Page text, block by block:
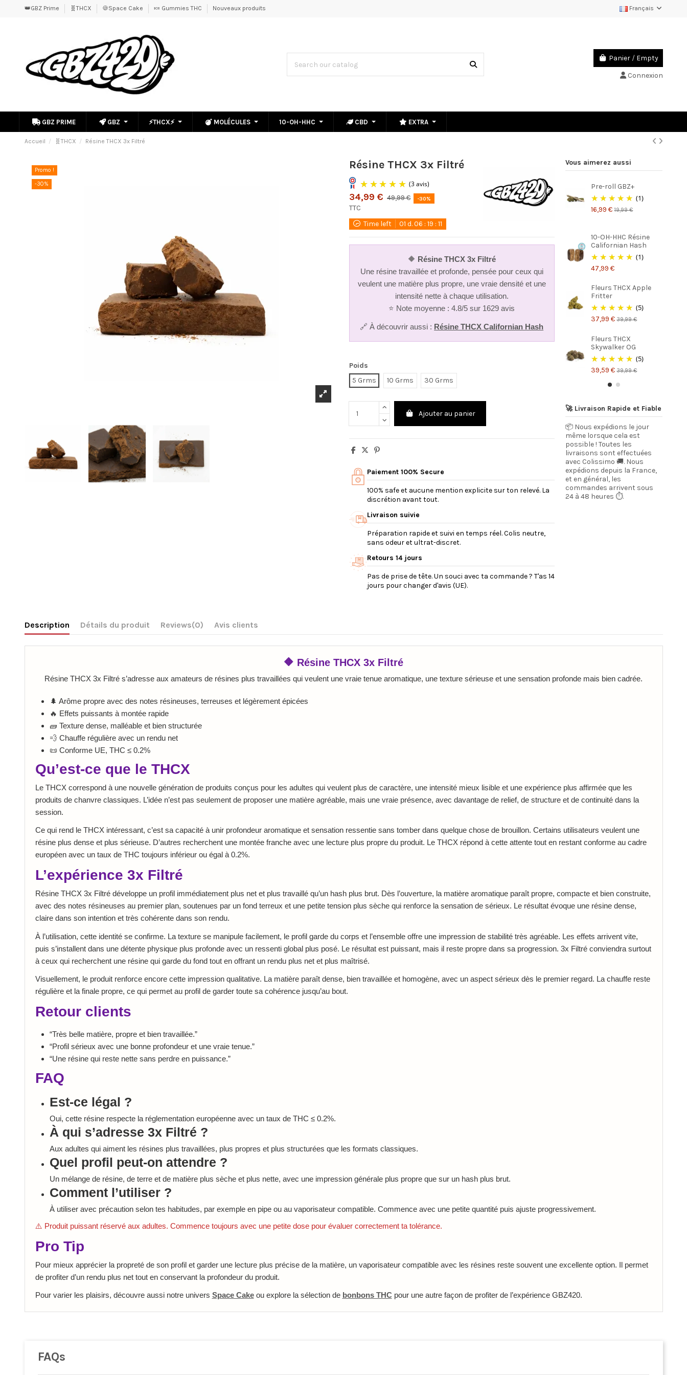
👑GBZ Prime 🧬THCX 🍪Space Cake 🍬 Gummies THC Nouveaux produits Français
Panier / Empty
Connexion
GBZ PRIME GBZ ⚡THCX⚡ MOLÉCULES 10-OH-HHC CBD EXTRA
Accueil 🧬THCX Résine THCX 3x Filtré
Promo !
-30%
Résine THCX 3x Filtré
34,99 € 49,99 € -30%
TTC
Time left
01 d.06 : 19 : 10
🔶 Résine THCX 3x Filtré
Une résine travaillée et profonde, pensée pour ceux qui
veulent une matière plus propre, une vraie densité et une
intensité nette à chaque utilisation.
⭐ Note moyenne : 4.8/5 sur 1629 avis
🔗 À découvrir aussi : Résine THCX Californian Hash
Poids
5 Grms
10 Grms 30 Grms
Ajouter au panier
Paiement 100% Secure
100% safe et aucune mention explicite sur ton relevé. La
discrétion avant tout.
Livraison suivie
Préparation rapide et suivi en temps réel. Colis neutre,
sans odeur et ultrat-discret.
Retours 14 jours
Pas de prise de tête. Un souci avec ta commande ? T'as 14
jours pour changer d'avis (UE).
Vous aimerez aussi
Pre-roll GBZ+
(1)
16,99 € 19,99 €
10-OH-HHC Résine
Californian Hash
(1)
47,99 €
Fleurs THCX Apple
Fritter
(5)
37,99 € 39,99 €
Fleurs THCX
Skywalker OG
(5)
39,59 € 39,99 €
🚀 Livraison Rapide et Fiable
📦 Nous expédions le jour
même lorsque cela est
possible ! Toutes les
livraisons sont effectuées
avec Colissimo 🚚. Nous
expédions depuis la France,
et en général, les
commandes arrivent sous
24 à 48 heures ⏱️.
Description Détails du produit Reviews(0) Avis clients
🔶 Résine THCX 3x Filtré
Résine THCX 3x Filtré s’adresse aux amateurs de résines plus travaillées qui veulent une vraie tenue aromatique, une texture sérieuse et une sensation profonde mais bien cadrée.
🌲 Arôme propre avec des notes résineuses, terreuses et légèrement épicées
🔥 Effets puissants à montée rapide
🧱 Texture dense, malléable et bien structurée
💨 Chauffe régulière avec un rendu net
📜 Conforme UE, THC ≤ 0.2%
Qu’est-ce que le THCX
Le THCX correspond à une nouvelle génération de produits conçus pour les adultes qui veulent plus de caractère, une intensité mieux lisible et une expérience plus affirmée que les
produits de chanvre classiques. L’idée n’est pas seulement de proposer une matière agréable, mais une vraie présence, avec davantage de relief, de structure et de continuité dans la
session.
Ce qui rend le THCX intéressant, c’est sa capacité à unir profondeur aromatique et sensation ressentie sans tomber dans quelque chose de brouillon. Certains utilisateurs veulent une
résine plus dense et plus sérieuse. D’autres recherchent une montée franche avec une lecture plus propre du produit. Le THCX répond à cette attente tout en restant conforme au cadre
européen avec un taux de THC toujours inférieur ou égal à 0.2%.
L’expérience 3x Filtré
Résine THCX 3x Filtré développe un profil immédiatement plus net et plus travaillé qu’un hash plus brut. Dès l’ouverture, la matière aromatique paraît propre, compacte et bien construite,
avec des notes résineuses au premier plan, soutenues par un fond terreux et une petite tension plus sèche qui renforce la sensation de sérieux. Le résultat évoque une résine dense,
claire dans son intention et très cohérente dans son rendu.
À l’utilisation, cette identité se confirme. La texture se manipule facilement, le profil garde du corps et l’ensemble offre une impression de stabilité très agréable. Les effets arrivent vite,
puis s’installent dans une détente physique plus profonde avec un ressenti global plus posé. Le résultat est puissant, mais il reste propre dans sa progression. 3x Filtré conviendra surtout
à ceux qui recherchent une résine qui garde du fond tout en offrant un rendu plus net et plus maîtrisé.
Visuellement, le produit renforce encore cette impression qualitative. La matière paraît dense, bien travaillée et homogène, avec un aspect sérieux dès le premier regard. La chauffe reste
régulière et la finale propre, ce qui permet au profil de garder toute sa cohérence jusqu’au bout.
Retour clients
“Très belle matière, propre et bien travaillée.”
“Profil sérieux avec une bonne profondeur et une vraie tenue.”
“Une résine qui reste nette sans perdre en puissance.”
FAQ
Est-ce légal ?
Oui, cette résine respecte la réglementation européenne avec un taux de THC ≤ 0.2%.
À qui s’adresse 3x Filtré ?
Aux adultes qui aiment les résines plus travaillées, plus propres et plus structurées que les formats classiques.
Quel profil peut-on attendre ?
Un mélange de résine, de terre et de matière plus sèche et plus nette, avec une impression générale plus propre que sur un hash plus brut.
Comment l’utiliser ?
À utiliser avec précaution selon tes habitudes, par exemple en pipe ou au vaporisateur compatible. Commence avec une petite quantité puis ajuste progressivement.
⚠️ Produit puissant réservé aux adultes. Commence toujours avec une petite dose pour évaluer correctement ta tolérance.
Pro Tip
Pour mieux apprécier la propreté de son profil et garder une lecture plus précise de la matière, un vaporisateur compatible avec les résines reste souvent une excellente option. Il permet
de profiter d’un rendu plus net tout en conservant la profondeur du produit.
Pour varier les plaisirs, découvre aussi notre univers Space Cakeou explore la sélection de bonbons THCpour une autre façon de profiter de l’expérience GBZ420.
FAQs